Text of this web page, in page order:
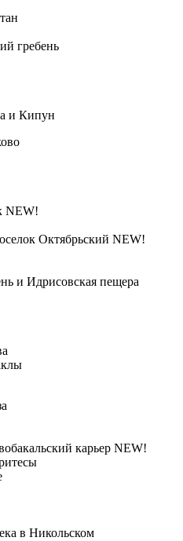
гребень
и Кипун
NEW!
Октябрьский NEW!
и Идрисовская пещера
карьер NEW!
в Никольском